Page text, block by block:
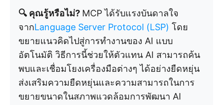
🔍 คุณรู้หรือไม่? MCP ได้รับแรงบันดาลใจ
จากLanguage Server Protocol (LSP) โดย
ขยายแนวคิดไปสู่การทำงานของ AI แบบ
อัตโนมัติ วิธีการนี้ช่วยให้ตัวแทน AI สามารถค้น
พบและเชื่อมโยงเครื่องมือต่างๆ ได้อย่างยืดหยุ่น
ส่งเสริมความยืดหยุ่นและความสามารถในการ
ขยายขนาดในสภาพแวดล้อมการพัฒนา AI